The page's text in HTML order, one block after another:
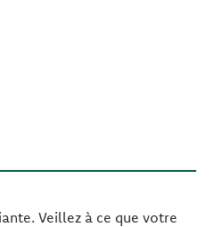
Veillez à ce que votre